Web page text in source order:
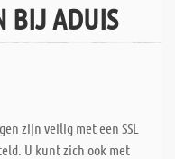
BIJ ADUIS
zijn veilig met een SSL
U kunt zich ook met